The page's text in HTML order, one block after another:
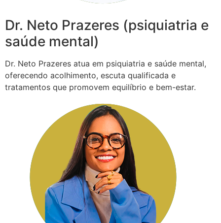
Dr. Neto Prazeres (psiquiatria e
saúde mental)
Dr. Neto Prazeres atua em psiquiatria e saúde mental,
oferecendo acolhimento, escuta qualificada e
tratamentos que promovem equilíbrio e bem-estar.